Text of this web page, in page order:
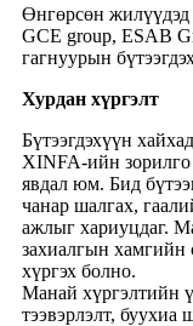
Өнгөрсөн
GCE group, ESAB
гагнуурын
Хурдан хүргэлт
Бүтээгдэхүүн
XINFA-ийн зорилго
явдал юм. Бид
чанар шалгах,
ажлыг хариуцдаг.
захиалгын хамгийн
хүргэх болно.
Манай хүргэлтийн
тээвэрлэлт, буухиа